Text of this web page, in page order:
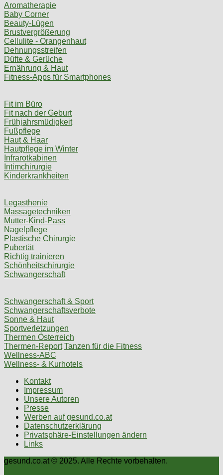
Aromatherapie
Baby Corner
Beauty-Lügen
Brustvergrößerung
Cellulite - Orangenhaut
Dehnungsstreifen
Düfte & Gerüche
Ernährung & Haut
Fitness-Apps für Smartphones
Fit im Büro
Fit nach der Geburt
Frühjahrsmüdigkeit
Fußpflege
Haut & Haar
Hautpflege im Winter
Infrarotkabinen
Intimchirurgie
Kinderkrankheiten
Legasthenie
Massagetechniken
Mutter-Kind-Pass
Nagelpflege
Plastische Chirurgie
Pubertät
Richtig trainieren
Schönheitschirurgie
Schwangerschaft
Schwangerschaft & Sport
Schwangerschaftsverbote
Sonne & Haut
Sportverletzungen
Thermen Österreich
Thermen-Report Tanzen für die Fitness
Wellness-ABC
Wellness- & Kurhotels
Kontakt
Impressum
Unsere Autoren
Presse
Werben auf gesund.co.at
Datenschutzerklärung
Privatsphäre-Einstellungen ändern
Links
gesund.co.at © 2025. Alle Rechte vorbehalten.